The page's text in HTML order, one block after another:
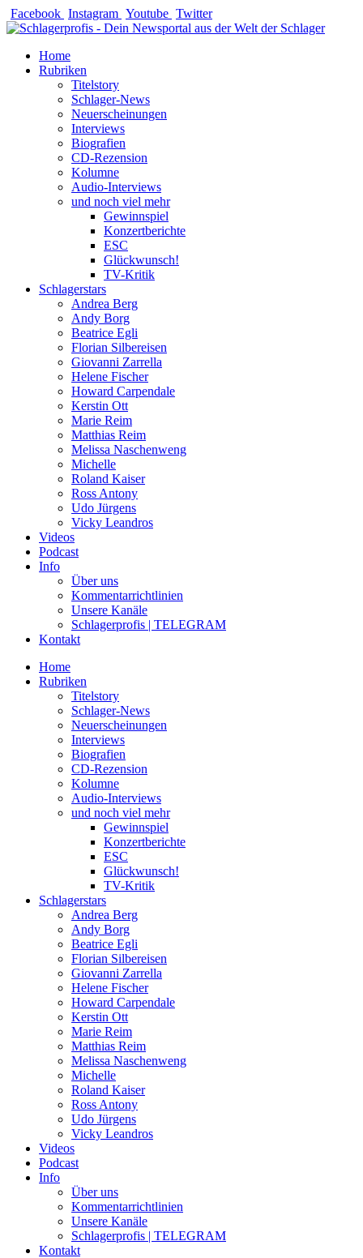
Zum
Inhalt
Facebook Instagram Youtube Twitter
Home
Rubriken
Titelstory
Schlager-News
Neuerscheinungen
Interviews
Biografien
CD-Rezension
Kolumne
Audio-Interviews
und noch viel mehr
Gewinnspiel
Konzertberichte
ESC
Glückwunsch!
TV-Kritik
Schlagerstars
Andrea Berg
Andy Borg
Beatrice Egli
Florian Silbereisen
Giovanni Zarrella
Helene Fischer
Howard Carpendale
Kerstin Ott
Marie Reim
Matthias Reim
Melissa Naschenweng
Michelle
Roland Kaiser
Ross Antony
Udo Jürgens
Vicky Leandros
Videos
Podcast
Info
Über uns
Kommentarrichtlinien
Unsere Kanäle
Schlagerprofis | TELEGRAM
Kontakt
Home
Rubriken
Titelstory
Schlager-News
Neuerscheinungen
Interviews
Biografien
CD-Rezension
Kolumne
Audio-Interviews
und noch viel mehr
Gewinnspiel
Konzertberichte
ESC
Glückwunsch!
TV-Kritik
Schlagerstars
Andrea Berg
Andy Borg
Beatrice Egli
Florian Silbereisen
Giovanni Zarrella
Helene Fischer
Howard Carpendale
Kerstin Ott
Marie Reim
Matthias Reim
Melissa Naschenweng
Michelle
Roland Kaiser
Ross Antony
Udo Jürgens
Vicky Leandros
Videos
Podcast
Info
Über uns
Kommentarrichtlinien
Unsere Kanäle
Schlagerprofis | TELEGRAM
Kontakt